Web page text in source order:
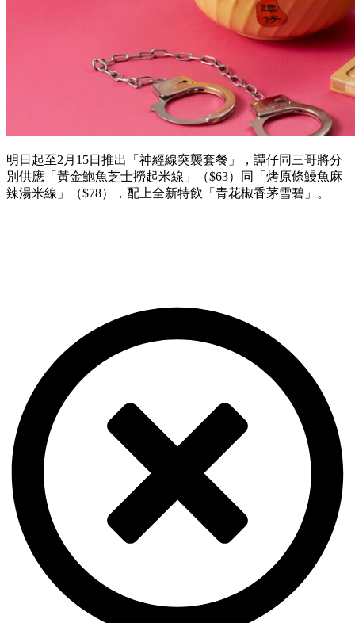
明日起至2月15日推出「神經線突襲套餐」，譚仔同三哥將分
別供應「黃金鮑魚芝士撈起米線」（$63）同「烤原條鰻魚麻
辣湯米線」（$78），配上全新特飲「青花椒香茅雪碧」。